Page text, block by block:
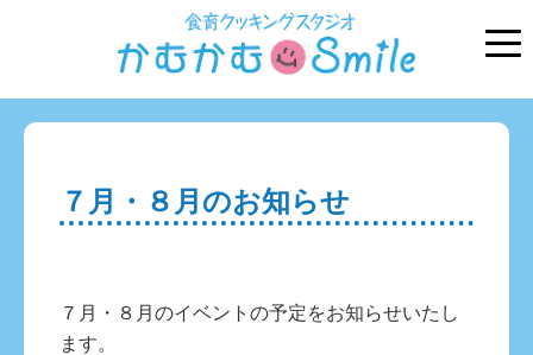
７月・８月のお知らせ
７月・８月のイベントの予定をお知らせいたし
ます。